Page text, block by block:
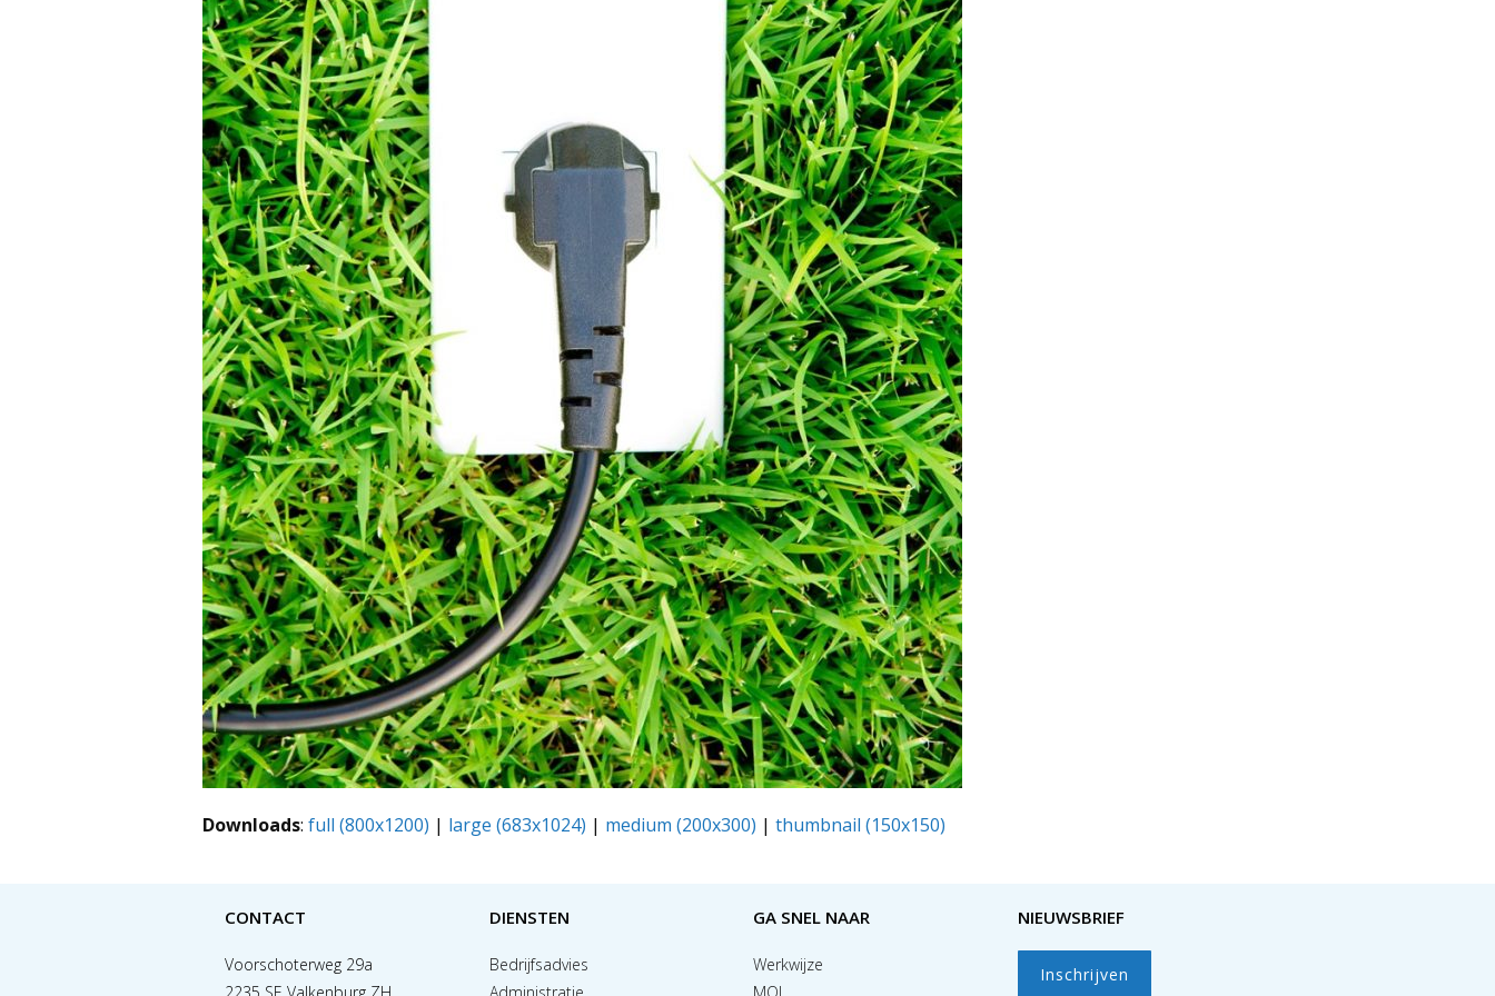
Downloads: full (800x1200) | large (683x1024) | medium (200x300) | thumbnail (150x150)
CONTACT
Voorschoterweg 29a
DIENSTEN
Bedrijfsadvies
GA SNEL NAAR
Werkwijze
NIEUWSBRIEF
Inschrijven